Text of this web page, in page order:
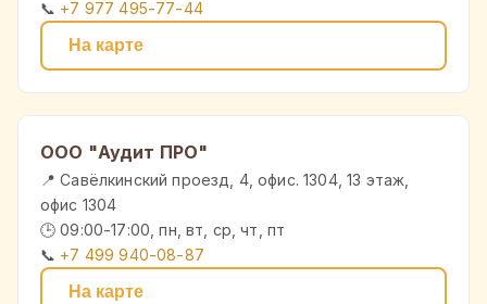
📞 +7 977 495-77-44
На карте
ООО "Аудит ПРО"
📍 Савёлкинский проезд, 4, офис. 1304, 13 этаж,
офис 1304
🕒 09:00-17:00, пн, вт, ср, чт, пт
📞 +7 499 940-08-87
На карте